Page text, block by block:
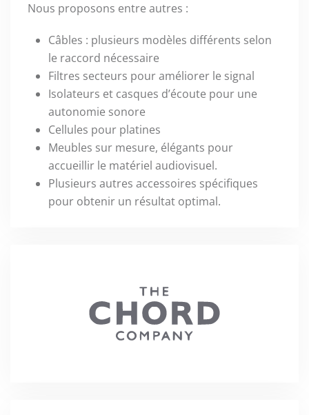
Nous proposons entre autres :
Câbles : plusieurs modèles différents selon
le raccord nécessaire
Filtres secteurs pour améliorer le signal
Isolateurs et casques d’écoute pour une
autonomie sonore
Cellules pour platines
Meubles sur mesure, élégants pour
accueillir le matériel audiovisuel.
Plusieurs autres accessoires spécifiques
pour obtenir un résultat optimal.